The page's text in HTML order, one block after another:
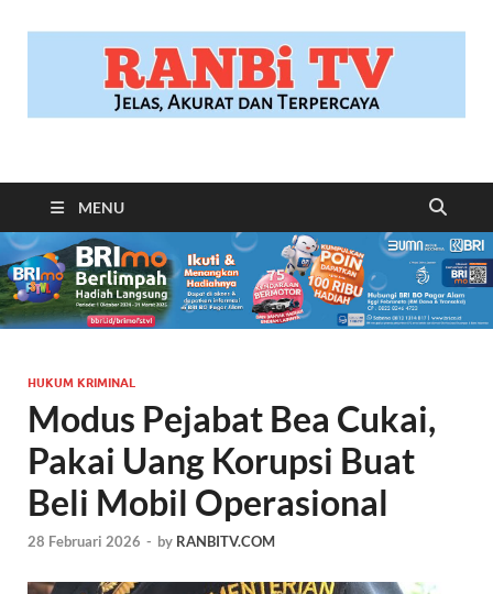
RANBITV.COM
MENU
HUKUM KRIMINAL
Modus Pejabat Bea Cukai,
Pakai Uang Korupsi Buat
Beli Mobil Operasional
28 Februari 2026 - by RANBITV.COM